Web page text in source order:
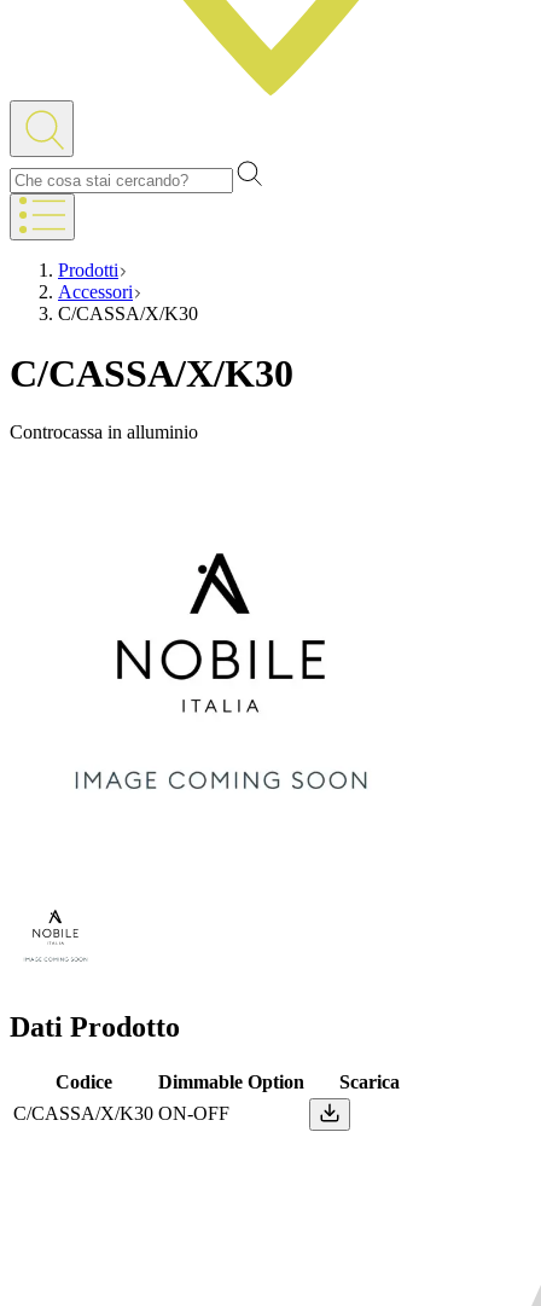
Prodotti
Accessori
C/CASSA/X/K30
C/CASSA/X/K30
Controcassa in alluminio
Dati Prodotto
Codice Dimmable Option
Scarica
C/CASSA/X/K30 ON-OFF